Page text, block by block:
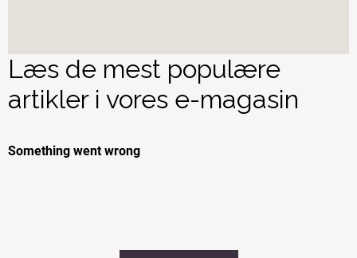
Læs de mest populære
artikler i vores e-magasin